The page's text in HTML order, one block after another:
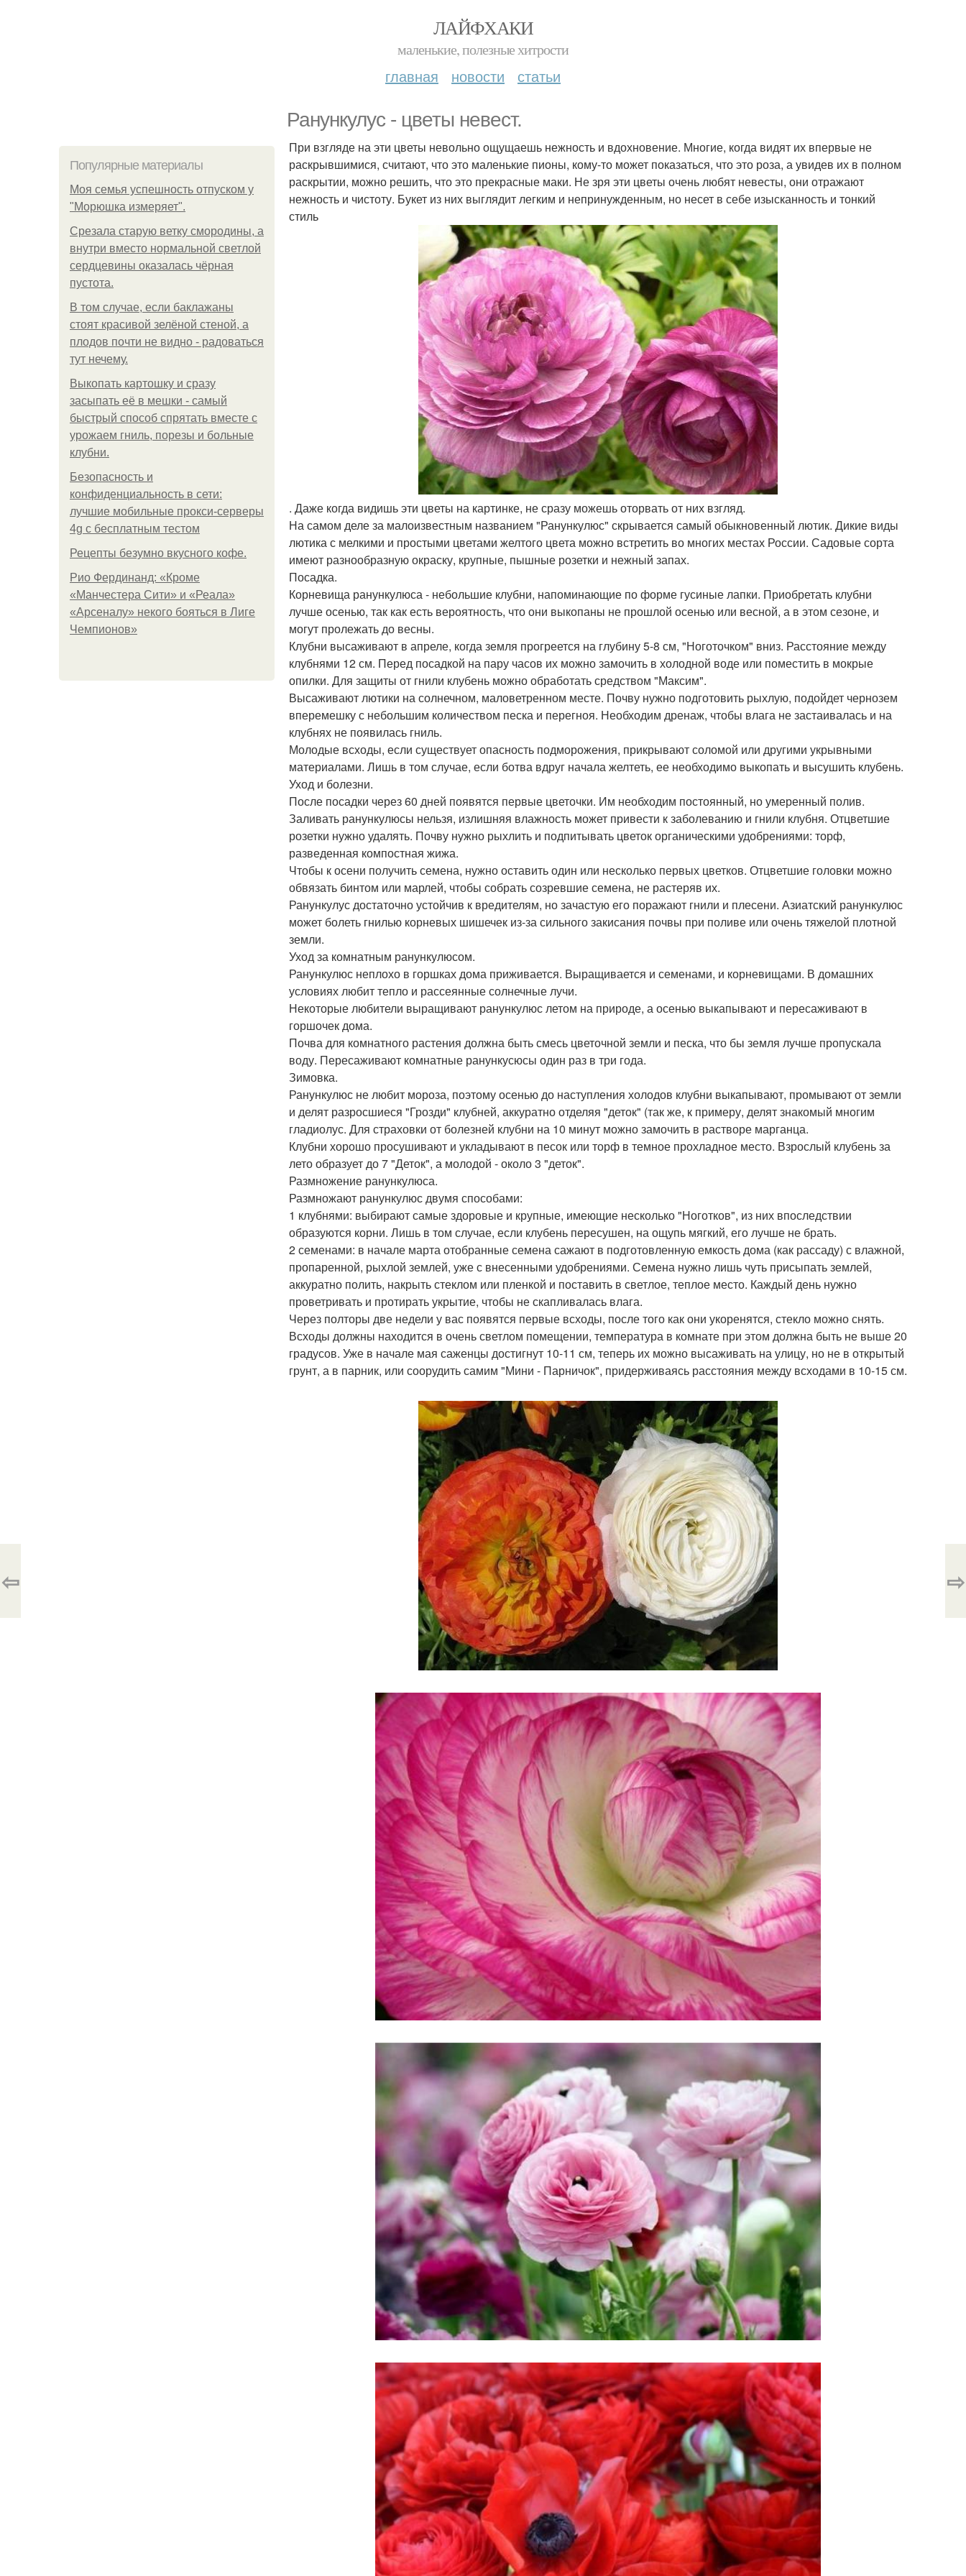
ЛАЙФХАКИ
маленькие, полезные хитрости
главная новости статьи
Ранункулус - цветы невест.
Популярные материалы
Моя семья успешность отпуском у
"Морюшка измеряет".
Срезала старую ветку смородины, а
внутри вместо нормальной светлой
сердцевины оказалась чёрная
пустота.
В том случае, если баклажаны
стоят красивой зелёной стеной, а
плодов почти не видно - радоваться
тут нечему.
Выкопать картошку и сразу
засыпать её в мешки - самый
быстрый способ спрятать вместе с
урожаем гниль, порезы и больные
клубни.
Безопасность и
конфиденциальность в сети:
лучшие мобильные прокси-серверы
4g с бесплатным тестом
Рецепты безумно вкусного кофе.
Рио Фердинанд: «Кроме
«Манчестера Сити» и «Реала»
«Арсеналу» некого бояться в Лиге
Чемпионов»
При взгляде на эти цветы невольно ощущаешь нежность и вдохновение. Многие, когда видят их впервые не
раскрывшимися, считают, что это маленькие пионы, кому-то может показаться, что это роза, а увидев их в полном
раскрытии, можно решить, что это прекрасные маки. Не зря эти цветы очень любят невесты, они отражают
нежность и чистоту. Букет из них выглядит легким и непринужденным, но несет в себе изысканность и тонкий
стиль
. Даже когда видишь эти цветы на картинке, не сразу можешь оторвать от них взгляд.
На самом деле за малоизвестным названием "Ранункулюс" скрывается самый обыкновенный лютик. Дикие виды
лютика с мелкими и простыми цветами желтого цвета можно встретить во многих местах России. Садовые сорта
имеют разнообразную окраску, крупные, пышные розетки и нежный запах.
Посадка.
Корневища ранункулюса - небольшие клубни, напоминающие по форме гусиные лапки. Приобретать клубни
лучше осенью, так как есть вероятность, что они выкопаны не прошлой осенью или весной, а в этом сезоне, и
могут пролежать до весны.
Клубни высаживают в апреле, когда земля прогреется на глубину 5-8 см, "Ноготочком" вниз. Расстояние между
клубнями 12 см. Перед посадкой на пару часов их можно замочить в холодной воде или поместить в мокрые
опилки. Для защиты от гнили клубень можно обработать средством "Максим".
Высаживают лютики на солнечном, маловетренном месте. Почву нужно подготовить рыхлую, подойдет чернозем
вперемешку с небольшим количеством песка и перегноя. Необходим дренаж, чтобы влага не застаивалась и на
клубнях не появилась гниль.
Молодые всходы, если существует опасность подморожения, прикрывают соломой или другими укрывными
материалами. Лишь в том случае, если ботва вдруг начала желтеть, ее необходимо выкопать и высушить клубень.
Уход и болезни.
После посадки через 60 дней появятся первые цветочки. Им необходим постоянный, но умеренный полив.
Заливать ранункулюсы нельзя, излишняя влажность может привести к заболеванию и гнили клубня. Отцветшие
розетки нужно удалять. Почву нужно рыхлить и подпитывать цветок органическими удобрениями: торф,
разведенная компостная жижа.
Чтобы к осени получить семена, нужно оставить один или несколько первых цветков. Отцветшие головки можно
обвязать бинтом или марлей, чтобы собрать созревшие семена, не растеряв их.
Ранункулус достаточно устойчив к вредителям, но зачастую его поражают гнили и плесени. Азиатский ранункулюс
может болеть гнилью корневых шишечек из-за сильного закисания почвы при поливе или очень тяжелой плотной
земли.
Уход за комнатным ранункулюсом.
Ранункулюс неплохо в горшках дома приживается. Выращивается и семенами, и корневищами. В домашних
условиях любит тепло и рассеянные солнечные лучи.
Некоторые любители выращивают ранункулюс летом на природе, а осенью выкапывают и пересаживают в
горшочек дома.
Почва для комнатного растения должна быть смесь цветочной земли и песка, что бы земля лучше пропускала
воду. Пересаживают комнатные ранункусюсы один раз в три года.
Зимовка.
Ранункулюс не любит мороза, поэтому осенью до наступления холодов клубни выкапывают, промывают от земли
и делят разросшиеся "Грозди" клубней, аккуратно отделяя "деток" (так же, к примеру, делят знакомый многим
гладиолус. Для страховки от болезней клубни на 10 минут можно замочить в растворе марганца.
Клубни хорошо просушивают и укладывают в песок или торф в темное прохладное место. Взрослый клубень за
лето образует до 7 "Деток", а молодой - около 3 "деток".
Размножение ранункулюса.
Размножают ранункулюс двумя способами:
1 клубнями: выбирают самые здоровые и крупные, имеющие несколько "Ноготков", из них впоследствии
образуются корни. Лишь в том случае, если клубень пересушен, на ощупь мягкий, его лучше не брать.
2 семенами: в начале марта отобранные семена сажают в подготовленную емкость дома (как рассаду) с влажной,
пропаренной, рыхлой землей, уже с внесенными удобрениями. Семена нужно лишь чуть присыпать землей,
аккуратно полить, накрыть стеклом или пленкой и поставить в светлое, теплое место. Каждый день нужно
проветривать и протирать укрытие, чтобы не скапливалась влага.
Через полторы две недели у вас появятся первые всходы, после того как они укоренятся, стекло можно снять.
Всходы должны находится в очень светлом помещении, температура в комнате при этом должна быть не выше 20
градусов. Уже в начале мая саженцы достигнут 10-11 см, теперь их можно высаживать на улицу, но не в открытый
грунт, а в парник, или соорудить самим "Мини - Парничок", придерживаясь расстояния между всходами в 10-15 см.
⇦ ⇨